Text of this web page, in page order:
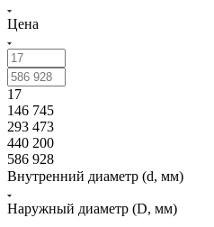
Цена
17
146 745
293 473
440 200
586 928
Внутренний диаметр (d, мм)
Наружный диаметр (D, мм)